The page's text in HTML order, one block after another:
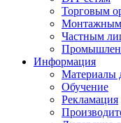
Торговым
Монтажным
Частным
Информация
Материалы
Обучение
Рекламация